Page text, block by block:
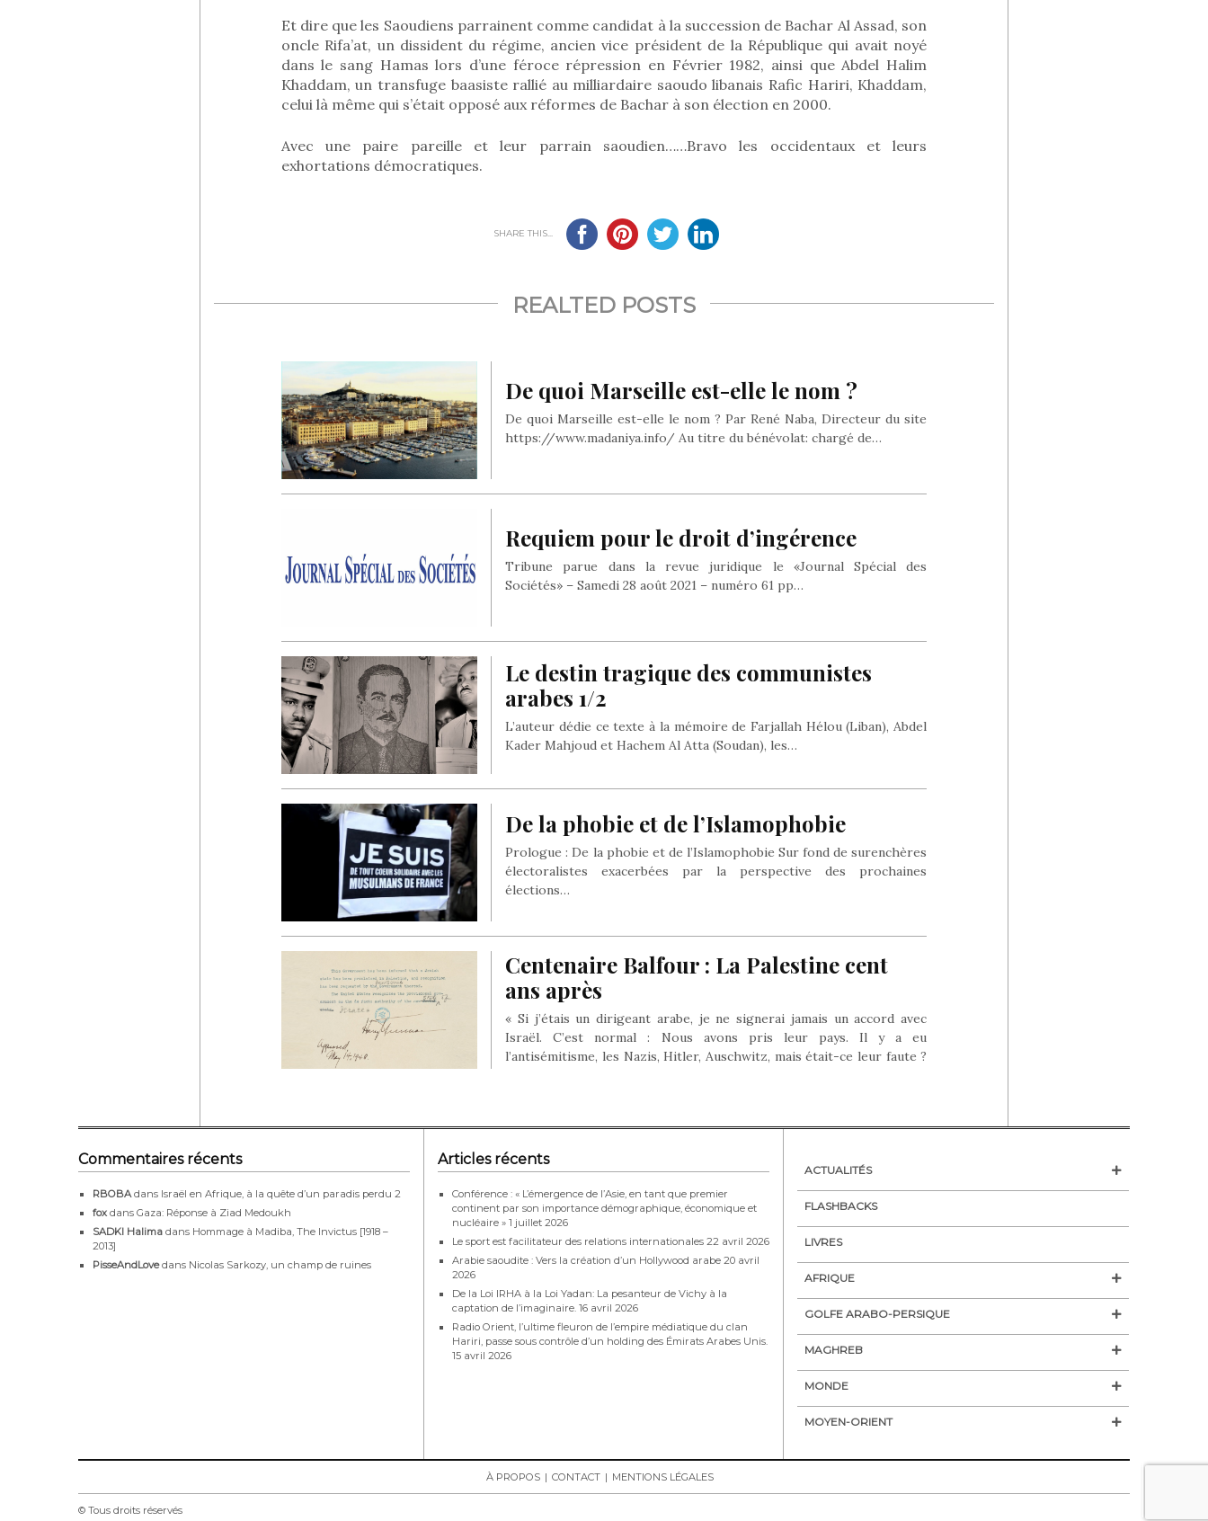
Et dire que les Saoudiens parrainent comme candidat à la succession de Bachar Al Assad, son
oncle Rifa’at, un dissident du régime, ancien vice président de la République qui avait noyé
dans le sang Hamas lors d’une féroce répression en Février 1982, ainsi que Abdel Halim
Khaddam, un transfuge baasiste rallié au milliardaire saoudo libanais Rafic Hariri, Khaddam,
celui là même qui s’était opposé aux réformes de Bachar à son élection en 2000.
Avec une paire pareille et leur parrain saoudien……Bravo les occidentaux et leurs
exhortations démocratiques.
SHARE THIS...
REALTED POSTS
De quoi Marseille est-elle le nom ?
De quoi Marseille est-elle le nom ? Par René Naba, Directeur du site
https://www.madaniya.info/ Au titre du bénévolat: chargé de…
Requiem pour le droit d’ingérence
Tribune parue dans la revue juridique le «Journal Spécial des
Sociétés» – Samedi 28 août 2021 – numéro 61 pp…
Le destin tragique des communistes
arabes 1/2
L’auteur dédie ce texte à la mémoire de Farjallah Hélou (Liban), Abdel
Kader Mahjoud et Hachem Al Atta (Soudan), les…
De la phobie et de l’Islamophobie
Prologue : De la phobie et de l’Islamophobie Sur fond de surenchères
électoralistes exacerbées par la perspective des prochaines
élections…
Centenaire Balfour : La Palestine cent
ans après
« Si j’étais un dirigeant arabe, je ne signerai jamais un accord avec
Israël. C’est normal : Nous avons pris leur pays. Il y a eu
l’antisémitisme, les Nazis, Hitler, Auschwitz, mais était-ce leur faute ?
David Ben Gourion, premier chef du gouvernement israélien, le 18
d’indépendance de l’État Hébreu.
Commentaires récents
RBOBAdans Israël en Afrique, à la quête d’un paradis perdu 2
fox dans Gaza: Réponse à Ziad Medoukh
SADKI Halima dans Hommage à Madiba, The Invictus [1918 –
2013]
PisseAndLovedans Nicolas Sarkozy, un champ de ruines
Articles récents
Conférence : « L’émergence de l’Asie, en tant que premier
continent par son importance démographique, économique et
nucléaire » 1 juillet 2026
Le sport est facilitateur des relations internationales 22 avril 2026
Arabie saoudite : Vers la création d’un Hollywood arabe 20 avril
2026
De la Loi IRHA à la Loi Yadan: La pesanteur de Vichy à la
captation de l’imaginaire. 16 avril 2026
Radio Orient, l’ultime fleuron de l’empire médiatique du clan
Hariri, passe sous contrôle d’un holding des Émirats Arabes Unis.
15 avril 2026
ACTUALITÉS
FLASHBACKS
LIVRES
AFRIQUE
GOLFE ARABO-PERSIQUE
MAGHREB
MONDE
MOYEN-ORIENT
À PROPOS CONTACT MENTIONS LÉGALES
© Tous droits réservés